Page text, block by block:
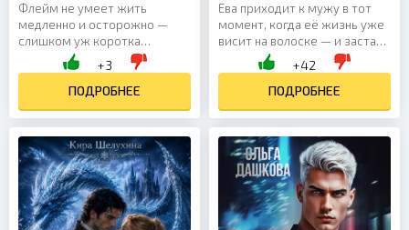
Флейм не умеет жить
медленно и осторожно —
слишком уж коротка
человеческая жизнь, чтобы
тратить её на бесконечные
сомнения. Если любить, то
отчаянно. Если гореть, то до
конца. И совсем неважно, что
её избранник — эльф из
знатного рода, а сама Флейм
для этого мира почти что
ошибка. Случайная встреча,
нелепый бокал вина и один
испорченный камзол...
+3
ПОДРОБНЕЕ
Ева приходит к мужу в тот
момент, когда её жизнь уже
висит на волоске — и застаёт
его с другой женщиной. Ей
бы уйти, забыть, пережить
это молча, но вместо
раскаяния Тимур наносит
последний удар: он знает о
её диагнозе и холодно
напоминает, что времени у
неё почти не осталось.
Когда-то Ева была врачом,
привыкшим спасать других, а
не себя. Теперь же...
+42
ПОДРОБНЕЕ